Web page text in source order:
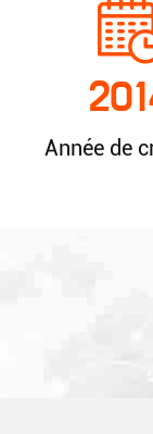
Année de